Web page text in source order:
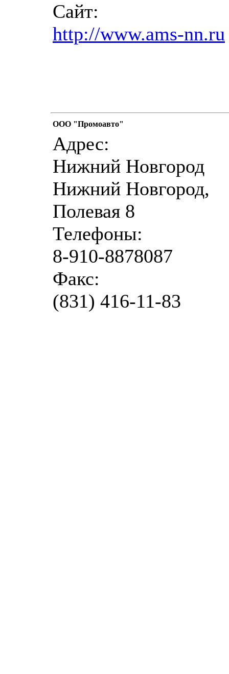
Сайт:
http://www.ams-nn.ru
ООО "Промоавто"
Адрес:
Нижний Новгород
Нижний Новгород,
Полевая 8
Телефоны:
8-910-8878087
Факс:
(831) 416-11-83